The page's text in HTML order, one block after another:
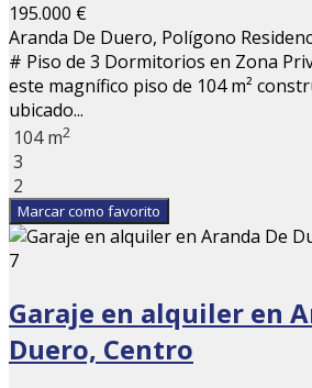
195.000 €
Aranda De Duero, Polígono
# Piso de 3 Dormitorios en Zona
este magnífico piso de 104 m²
ubicado...
104 m2
3
2
Marcar como favorito
7
Garaje en alquiler en
Duero, Centro